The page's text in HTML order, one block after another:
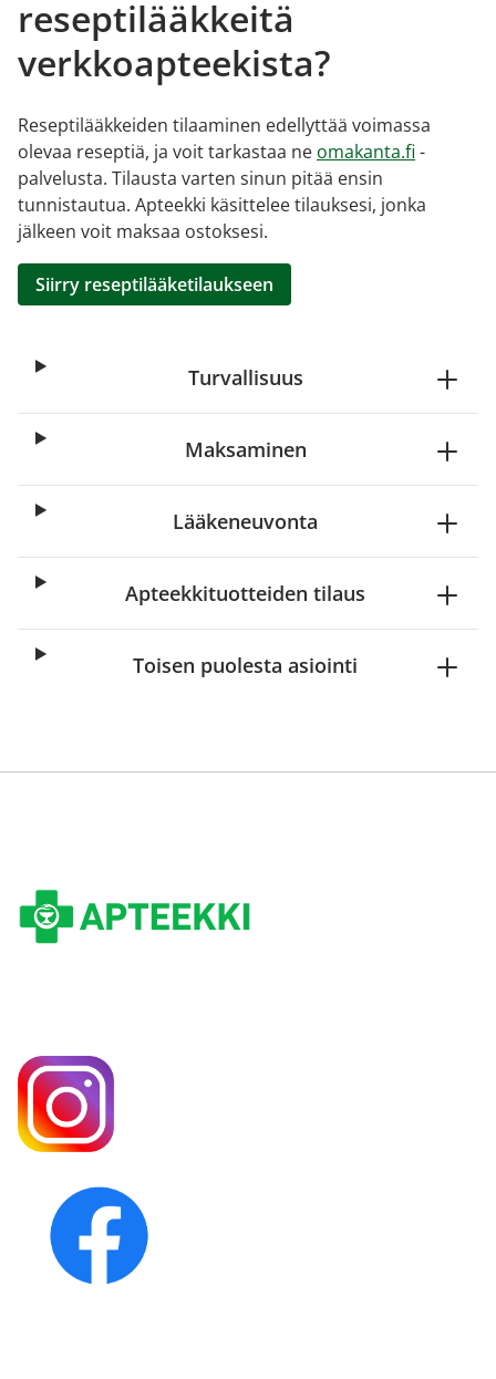
reseptilääkkeitä
verkkoapteekista?
Reseptilääkkeiden tilaaminen edellyttää voimassa
olevaa reseptiä, ja voit tarkastaa ne omakanta.fi -
palvelusta. Tilausta varten sinun pitää ensin
tunnistautua. Apteekki käsittelee tilauksesi, jonka
jälkeen voit maksaa ostoksesi.
Siirry reseptilääketilaukseen
Turvallisuus
Maksaminen
Lääkeneuvonta
Apteekkituotteiden tilaus
Toisen puolesta asiointi